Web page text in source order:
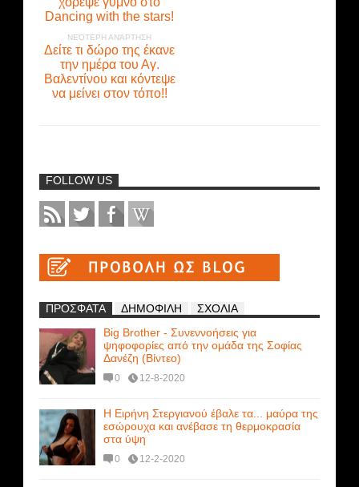
Dancing with the stars!
ΝΕΌΤΕΡΗ ΑΝΆΡΤΗΣΗ
Δείτε τι δώρο της έκανε
την ημέρα του Αγ.
Βαλεντίνου και κόντεψε
να μείνει στον τόπο!!
FOLLOW US
ΠΡΟΣΦΑΤΑ ΔΗΜΟΦΙΛΗ
ΣΧΟΛΙΑ
Big Brother - Συνεννοήσεις για
ψηφοφορίες από την ομάδα της Σοφίας
Δανέζη (Βίντεο)
0 12-8-2020
Η Ειρήνη Στεργιανού έβαλε τα... μαύρα της
εσώρουχα και ανέβασε τη θερμοκρασία
στα ύψη
0 12-2-2020